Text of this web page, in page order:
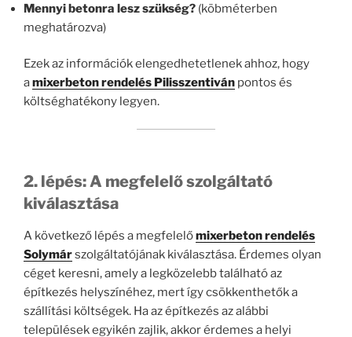
Mennyi betonra lesz szükség? (köbméterben
meghatározva)
Ezek az információk elengedhetetlenek ahhoz, hogy
amixerbeton rendelés Pilisszentiván pontos és
költséghatékony legyen.
2. lépés: A megfelelő szolgáltató
kiválasztása
A következő lépés a megfelelőmixerbeton rendelés
Solymárszolgáltatójának kiválasztása. Érdemes olyan
céget keresni, amely a legközelebb található az
építkezés helyszínéhez, mert így csökkenthetők a
szállítási költségek. Ha az építkezés az alábbi
települések egyikén zajlik, akkor érdemes a helyi